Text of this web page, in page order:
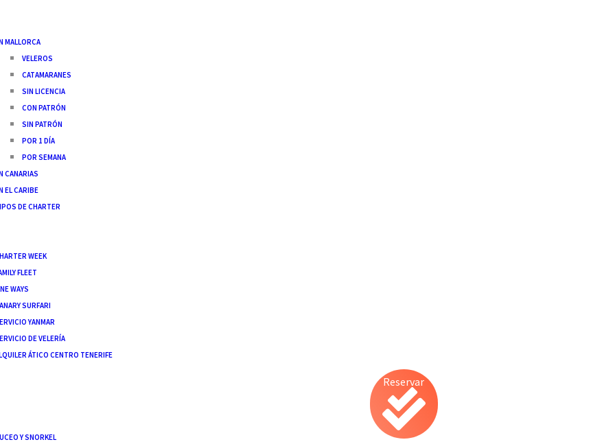
MALLORCA
VELEROS
CATAMARANES
SIN LICENCIA
CON PATRÓN
SIN PATRÓN
POR 1 DÍA
POR SEMANA
CANARIAS
EL CARIBE
DE CHARTER
WEEK
FLEET
WAYS
SURFARI
YANMAR
DE VELERÍA
ÁTICO CENTRO TENERIFE
Y SNORKEL
Reservar